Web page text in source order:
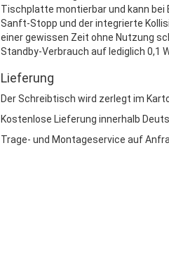
Tischplatte montierbar und kann
Sanft-Stopp und der integrierte
einer gewissen Zeit ohne Nutzung
Standby-Verbrauch auf lediglich 0,1
Lieferung
Der Schreibtisch wird zerlegt im
Kostenlose Lieferung innerhalb
Trage- und Montageservice auf